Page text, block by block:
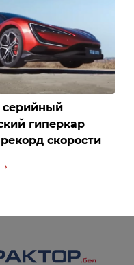
серийный
гиперкар
скорости